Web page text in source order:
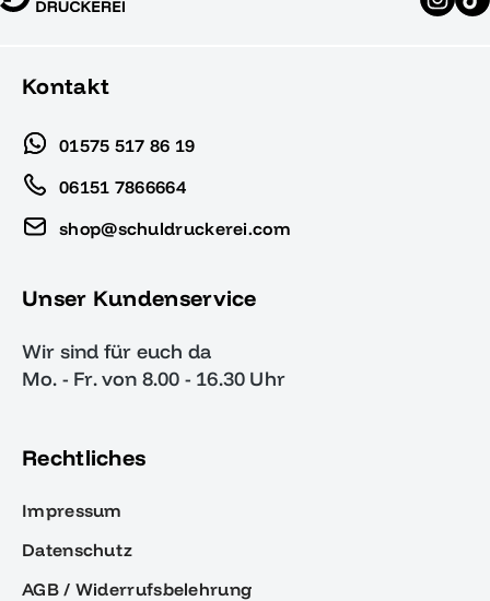
Kontakt
01575 517 86 19
06151 7866664
shop@schuldruckerei.com
Unser Kundenservice
Wir sind für euch da
Mo. - Fr. von 8.00 - 16.30 Uhr
Rechtliches
Impressum
Datenschutz
AGB / Widerrufsbelehrung